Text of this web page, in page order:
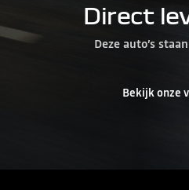
Direct
Deze auto’s
Bekijk onze